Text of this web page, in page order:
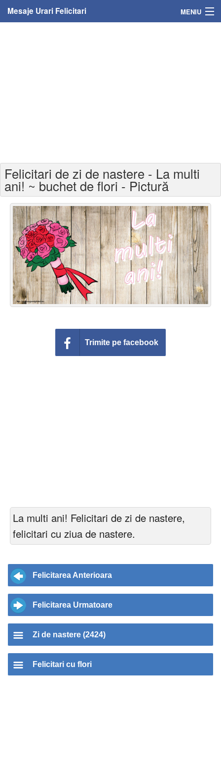
Mesaje Urari Felicitari MENIU
Felicitari varsta
Felicitari zilele anului
Felicitari zile saptamana
Felicitari muzicale
Felicitari muzicale personalizate
Felicitari animate
Conecteaza-te
Felicitari de zi de nastere - La multi
ani! ~ buchet de flori - Pictură
Trimite pe facebook
La multi ani! Felicitari de zi de nastere,
felicitari cu ziua de nastere.
Felicitarea Anterioara
Felicitarea Urmatoare
Zi de nastere (2424)
Felicitari cu flori